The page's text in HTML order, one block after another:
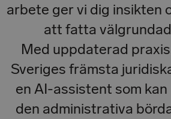
arbete ger vi dig insikten
att fatta
Med uppdaterad
Sveriges främsta
en AI-assistent som
den administrativa